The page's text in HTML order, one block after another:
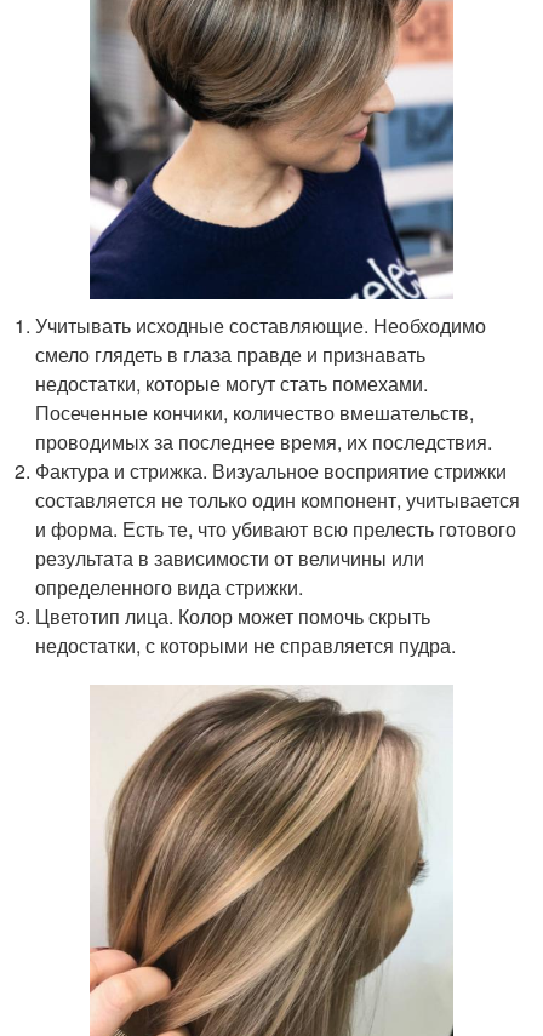
Учитывать исходные составляющие. Необходимо
смело глядеть в глаза правде и признавать
недостатки, которые могут стать помехами.
Посеченные кончики, количество вмешательств,
проводимых за последнее время, их последствия.
Фактура и стрижка. Визуальное восприятие стрижки
составляется не только один компонент, учитывается
и форма. Есть те, что убивают всю прелесть готового
результата в зависимости от величины или
определенного вида стрижки.
Цветотип лица. Колор может помочь скрыть
недостатки, с которыми не справляется пудра.